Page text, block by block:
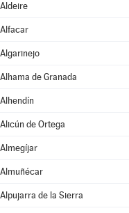
Aldeire
Alfacar
Algarinejo
Alhama de Granada
Alhendín
Alicún de Ortega
Almegíjar
Almuñécar
Alpujarra de la Sierra